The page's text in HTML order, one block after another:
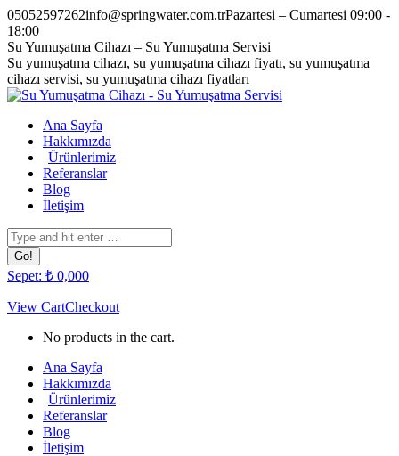
Skip
to
content
05052597262info@springwater.com.trPazartesi – Cumartesi 09:00 -
18:00
Facebook
page
opens
in
window
Twitter
page
opens
in
window
Pinterest
page
opens
in
window
Instagram
page
opens
in
window
Su Yumuşatma Cihazı – Su Yumuşatma Servisi
Su yumuşatma cihazı, su yumuşatma cihazı fiyatı, su yumuşatma
cihazı servisi, su yumuşatma cihazı fiyatları
Ana Sayfa
Hakkımızda
Ürünlerimiz
Referanslar
Blog
İletişim
Search:
Sepet: ₺ 0,000
View CartCheckout
No products in the cart.
Ana Sayfa
Hakkımızda
Ürünlerimiz
Referanslar
Blog
İletişim